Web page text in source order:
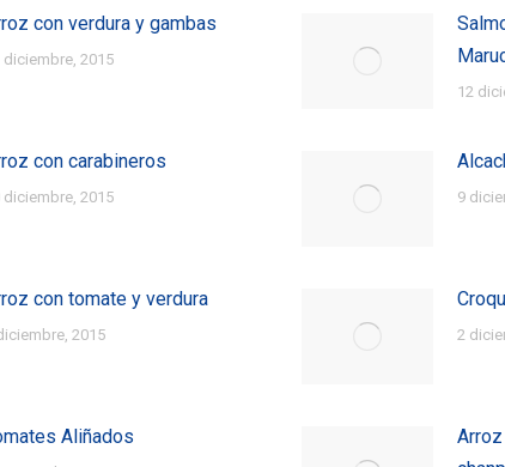
con verdura y gambas
diciembre, 2015
12
con carabineros
diciembre, 2015 9
con tomate y verdura
2015 2
Aliñados